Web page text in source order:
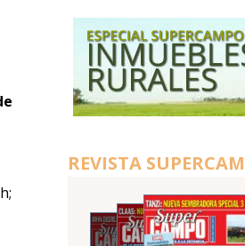
REVISTA